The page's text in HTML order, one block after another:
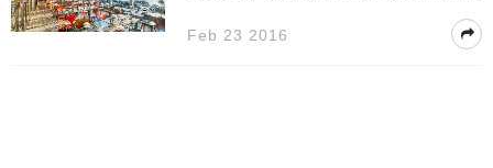
Feb 23 2016